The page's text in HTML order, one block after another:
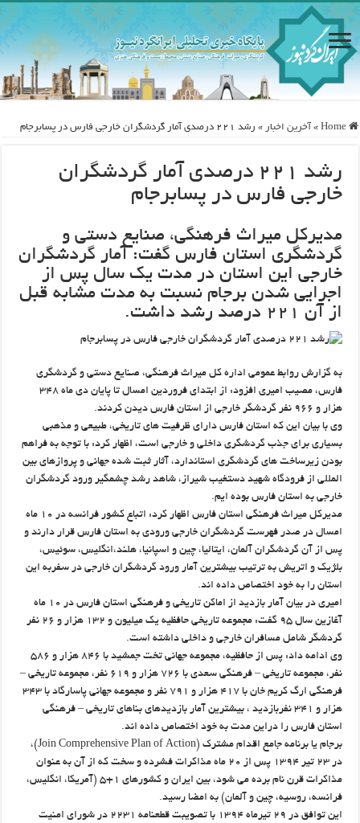
Home
» آخرین اخبار » رشد ۲۲۱ درصدی آمار گردشگران خارجی فارس در پسابرجام
رشد ۲۲۱ درصدی آمار گردشگران
خارجی فارس در پسابرجام
مدیرکل میراث فرهنگی، صنایع دستی و
گردشگری استان فارس گفت: آمار گردشگران
خارجی این استان در مدت یک سال پس از
اجرایی شدن برجام نسبت به مدت مشابه قبل
از آن ۲۲۱ درصد رشد داشت.
به گزارش روابط عمومی اداره کل میراث فرهنگی، صنایع دستی و گردشگری
فارس، مصیب امیری افزود: از ابتدای فروردین امسال تا پایان دی ماه ۳۴۸
هزار و ۹۶۶ نفر گردشگر خارجی از استان فارس دیدن کردند.
وی با بیان این که استان فارس دارای ظرفیت های تاریخی، طبیعی و مذهبی
بسیاری برای جذب گردشگری داخلی و خارجی است، اظهار کرد: با توجه به فراهم
بودن زیرساخت های گردشگری استاندارد، آثار ثبت شده جهانی و پروازهای بین
المللی از فرودگاه شهید دستغیب شیراز، شاهد رشد چشمگیر ورود گردشگران
خارجی به استان فارس بوده ایم.
مدیرکل میراث فرهنگی استان فارس اظهار کرد: اتباع کشور فرانسه در ۱۰ ماه
امسال در صدر فهرست گردشگران خارجی ورودی به استان فارس قرار دارند و
پس از آن گردشگران آلمان، ایتالیا، چین و اسپانیا، هلند،انگلیس، سوئیس،
بلژیک و اتریش به ترتیب بیشترین آمار ورود گردشگران خارجی در سفربه این
استان را به خود اختصاص داده اند.
امیری در بیان آمار بازدید از اماکن تاریخی و فرهنگی استان فارس در ۱۰ ماه
آغازین سال ۹۵ گفت: مجموعه تاریخی حافظیه یک میلیون و ۱۳۲ هزار و ۲۶ نفر
گردشگر شامل مسافران خارجی و داخلی داشته است.
وی ادامه داد: پس از حافظیه، مجموعه جهانی تخت جمشید با ۸۴۶ هزار و ۵۸۶
نفر، مجموعه تاریخی – فرهنگی سعدی با ۷۲۶ هزار و ۶۱۹ نفر، مجموعه تاریخی –
فرهنگی ارگ کریم خان با ۴۱۷ هزار و ۷۹۱ نفر و مجموعه جهانی پاسارگاد با ۳۴۳
هزار و ۳۴۱ نفربازدید ، بیشترین آمار بازدیدهای بناهای تاریخی – فرهنگی
استان فارس را دراین مدت به خود اختصاص داده اند.
برجام یا برنامه جامع اقدام مشترک (Join Comprehensive Plan of Action)،
در ۲۳ تیر ۱۳۹۴ پس از ۲۰ ماه مذاکرات فشرده و سخت که از آن به عنوان
مذاکرات قرن نام برده می شود، بین ایران و کشورهای ۱+۵ (آمریکا، انگلیس،
فرانسه، روسیه، چین و آلمان) به امضا رسید.
این توافق در ۲۹ تیرماه ۱۳۹۴ با تصویبت قطعنامه ۲۲۳۱ در شورای امنیت